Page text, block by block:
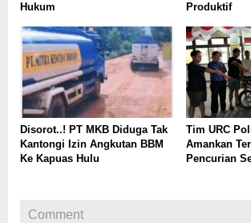
Hukum
Produktif
Disorot..! PT MKB Diduga Tak
Kantongi Izin Angkutan BBM
Ke Kapuas Hulu
Tim URC
Amankan
Pencurian
Comment